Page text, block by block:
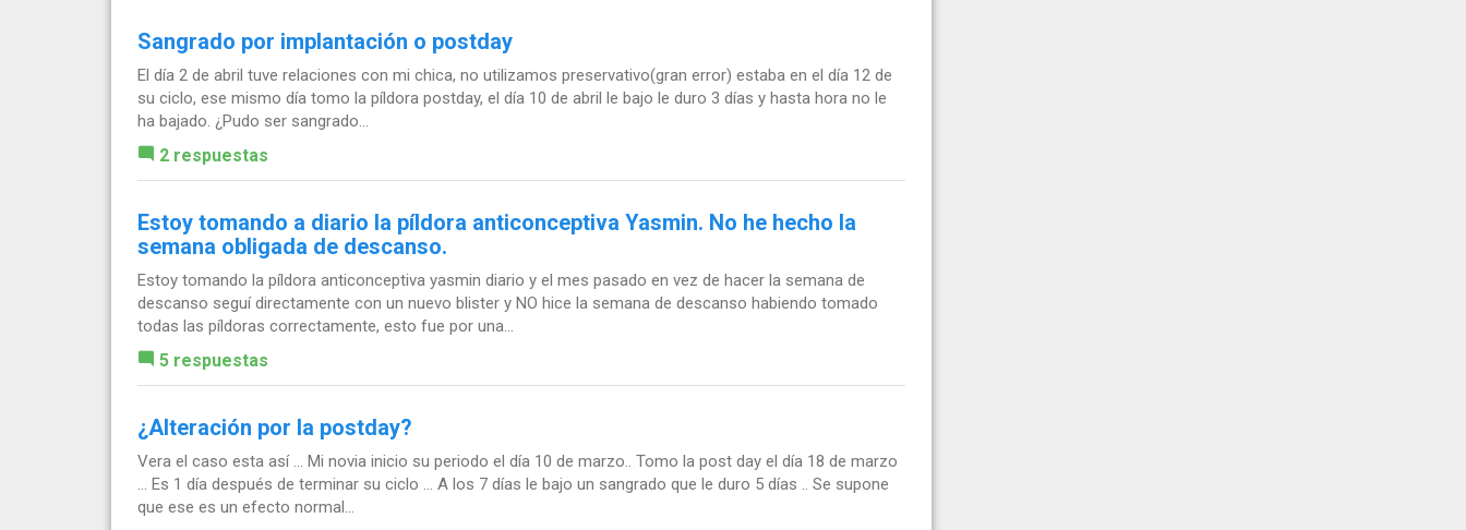
Sangrado por implantación o postday
El día 2 de abril tuve relaciones con mi chica, no utilizamos preservativo(gran error) estaba en el día 12 de
su ciclo, ese mismo día tomo la píldora postday, el día 10 de abril le bajo le duro 3 días y hasta hora no le
ha bajado. ¿Pudo ser sangrado...
2 respuestas
Estoy tomando a diario la píldora anticonceptiva Yasmin. No he hecho la
semana obligada de descanso.
Estoy tomando la píldora anticonceptiva yasmin diario y el mes pasado en vez de hacer la semana de
descanso seguí directamente con un nuevo blister y NO hice la semana de descanso habiendo tomado
todas las píldoras correctamente, esto fue por una...
5 respuestas
¿Alteración por la postday?
Vera el caso esta así ... Mi novia inicio su periodo el día 10 de marzo.. Tomo la post day el día 18 de marzo
... Es 1 día después de terminar su ciclo ... A los 7 días le bajo un sangrado que le duro 5 días .. Se supone
que ese es un efecto normal...